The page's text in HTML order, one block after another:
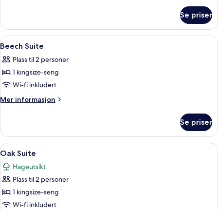
Suite
Se priser
Åpne
alle
bildene
av
Beech
Suite
Beech Suite | Safe på rommet,
12
Beech Suite
Plass til 2 personer
1 kingsize-seng
Wi-fi inkludert
Mer informasjon
Mer
Suite
Se priser
Åpne
alle
bildene
av
Oak
Suite
Oak Suite | Safe på rommet,
12
Oak Suite
Hageutsikt
Plass til 2 personer
1 kingsize-seng
Wi-fi inkludert